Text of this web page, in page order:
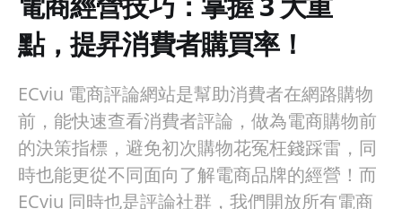
點，提昇消費者購買率！
ECviu 電商評論網站是幫助消費者在網路購物
前，能快速查看消費者評論，做為電商購物前
的決策指標，避免初次購物花冤枉錢踩雷，同
時也能更從不同面向了解電商品牌的經營！而
ECviu 同時也是評論社群，我們開放所有電商